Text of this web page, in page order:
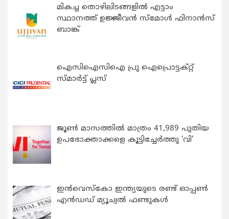
മികച്ച തൊഴിലിടങ്ങളിൽ എട്ടാം
സ്ഥാനത്ത് ഉജ്ജീവൻ സ്മോൾ ഫിനാൻസ്
ബാങ്ക്
ഐസിഐസിഐ പ്രു ഐപ്രൊട്ടക്റ്റ്
സ്മാർട്ട് പ്ലസ്
ജൂൺ മാസത്തിൽ മാത്രം 41,989 പുതിയ
ഉപഭോക്താക്കളെ കൂട്ടിച്ചേർത്തു ‘വി’
ഇന്‍വെസ്കോ ഇന്ത്യയുടെ രണ്ട് ഓപ്പണ്‍
എന്‍ഡഡ് മ്യൂച്വല്‍ ഫണ്ടുകള്‍